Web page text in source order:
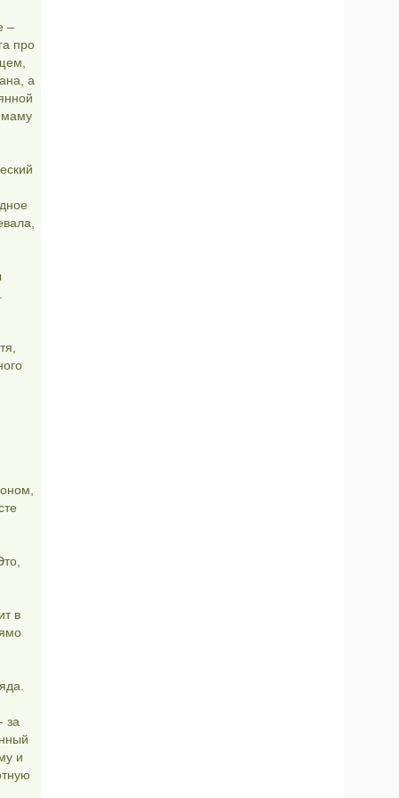
–
про
а
маму
в
за
и